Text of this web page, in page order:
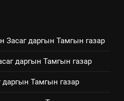
хариуцагчийн
байгаа үйл ажиллагаа,
үйлчилгээ,
хүн, мал, амьтны
БАЙДАЛ
Засаг даргын Тамгын газар
даргын Тамгын газар
даргын Тамгын газар